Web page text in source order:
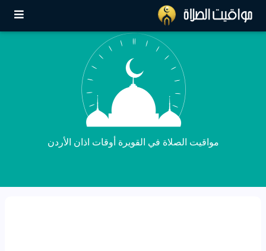
مواقيت الصلاة في القويرة أوقات اذان الأردن